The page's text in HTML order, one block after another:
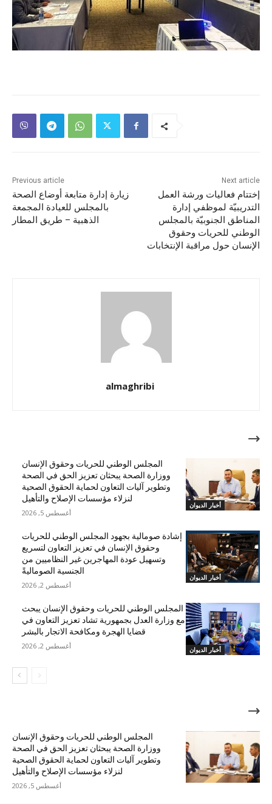
Previous article
زيارة إدارة متابعة أوضاع الصحة
بالمجلس للعيادة المجمعة
الذهبية – طريق المطار
Next article
إختتام فعاليات ورشة العمل
التدريبيّة لموظفي إدارة
المناطق الجنوبيّة بالمجلس
الوطني للحريات وحقوق
الإنسان حول مراقبة الإنتخابات
almaghribi
مقالات ذات صلة
أخبار الديوان
المجلس الوطني للحريات وحقوق الإنسان
ووزارة الصحة يبحثان تعزيز الحق في الصحة
وتطوير آليات التعاون لحماية الحقوق الصحية
لنزلاء مؤسسات الإصلاح والتأهيل
أغسطس 5, 2026
أخبار الديوان
إشادة صومالية بجهود المجلس الوطني للحريات
وحقوق الإنسان في تعزيز التعاون لتسريع
وتسهيل عودة المهاجرين غير النظاميين من
الجنسية الصوماليةً
أغسطس 2, 2026
أخبار الديوان
المجلس الوطني للحريات وحقوق الإنسان يبحث
مع وزارة العدل بجمهورية تشاد تعزيز التعاون في
قضايا الهجرة ومكافحة الاتجار بالبشر
أغسطس 2, 2026
الأكثر شهرة
المجلس الوطني للحريات وحقوق الإنسان
ووزارة الصحة يبحثان تعزيز الحق في الصحة
وتطوير آليات التعاون لحماية الحقوق الصحية
لنزلاء مؤسسات الإصلاح والتأهيل
أغسطس 5, 2026